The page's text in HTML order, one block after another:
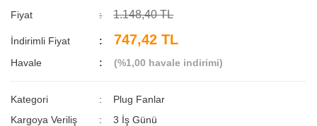
Fiyat 1.148,40 TL
İndirimli Fiyat 747,42 TL
Havale (%1,00 havale indirimi)
Kategori
Plug Fanlar
Kargoya Veriliş
3 İş Günü